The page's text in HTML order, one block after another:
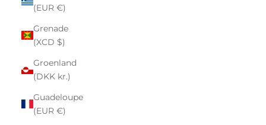
(EUR €)
Grenade
(XCD $)
Groenland
(DKK kr.)
Guadeloupe
(EUR €)